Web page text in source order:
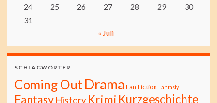
24
25 26 27 28 29
30
31
« Juli
SCHLAGWÖRTER
Coming OutDrama Fan Fiction Fantasiy
Fantasy History Krimi Kurzgeschichte